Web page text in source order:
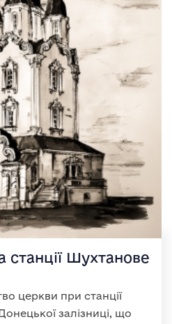
станції Шухтанове
церкви при станції
залізниці, що